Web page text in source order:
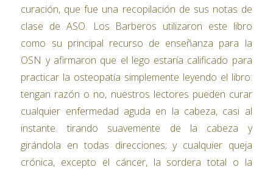
curación, que fue una recopilación de sus notas de
clase de ASO. Los Barberos utilizaron este libro
como su principal recurso de enseñanza para la
OSN y afirmaron que el lego estaría calificado para
practicar la osteopatía simplemente leyendo el libro:
tengan razón o no, nuestros lectores pueden curar
cualquier enfermedad aguda en la cabeza, casi al
instante. tirando suavemente de la cabeza y
girándola en todas direcciones; y cualquier queja
crónica, excepto el cáncer, la sordera total o la